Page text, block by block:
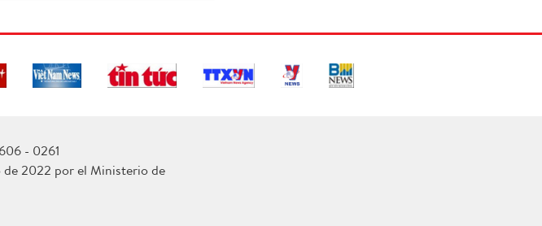
- 0261
de 2022 por el Ministerio de